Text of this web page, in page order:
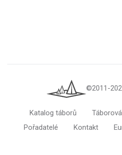
©2011-
Katalog táborů
Pořadatelé
Kontakt